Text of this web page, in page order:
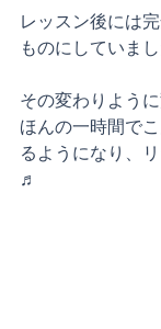
レッスン後には
ものにしていま
その変わりよう
ほんの一時間で
るようになり、
♬